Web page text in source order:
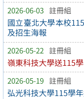
2026-06-03 註冊組
國立臺北大學本校
及招生海報
2026-05-22 註冊組
嶺東科技大學送115
2026-05-19 註冊組
弘光科技大學115學